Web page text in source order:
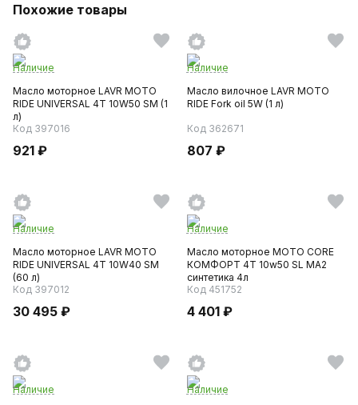
Похожие товары
Наличие
Масло моторное LAVR MOTO
RIDE UNIVERSAL 4T 10W50 SM (1
л)
Код 397016
921 ₽
Наличие
Масло вилочное LAVR MOTO
RIDE Fork oil 5W (1 л)
Код 362671
807 ₽
Наличие
Масло моторное LAVR MOTO
RIDE UNIVERSAL 4T 10W40 SM
(60 л)
Код 397012
30 495 ₽
Наличие
Масло моторное MOTO CORE
КОМФОРТ 4Т 10w50 SL МА2
синтетика 4л
Код 451752
4 401 ₽
Наличие
Наличие